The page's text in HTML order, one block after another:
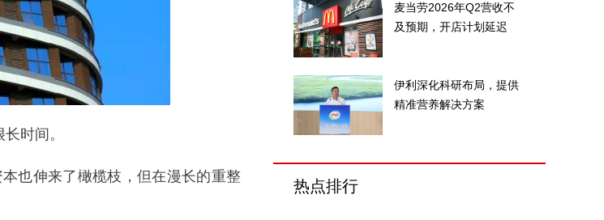
时间。
也伸来了橄榄枝，但在漫长的重整
麦当劳2026年Q2营收不
及预期，开店计划延迟
伊利深化科研布局，提供
精准营养解决方案
热点排行